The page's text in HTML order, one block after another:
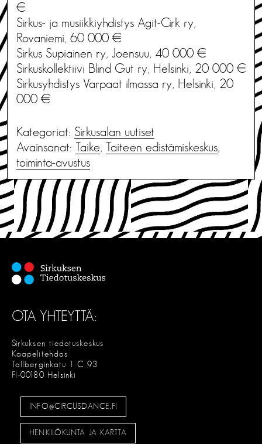
€
Sirkus- ja musiikkiyhdistys Agit-Cirk ry,
Rovaniemi, 60 000 €
Sirkus Supiainen ry, Joensuu, 40 000 €
Sirkuskollektiivi Blind Gut ry, Helsinki, 20 000 €
Sirkusyhdistys Varpaat ilmassa ry, Helsinki, 20
000 €
Kategoriat: Sirkusalan uutiset
Avainsanat: Taike, Taiteen edistämiskeskus,
toiminta-avustus
OTA YHTEYTTÄ:
Sirkuksen tiedotuskeskus
Kaapelitehdas
Tallberginkatu 1 C 93
FI-00180 Helsinki
INFO@CIRCUSDANCE.FI
HENKILÖKUNTA JA KARTTA